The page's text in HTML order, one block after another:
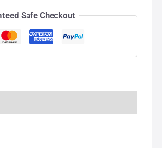
Safe Checkout